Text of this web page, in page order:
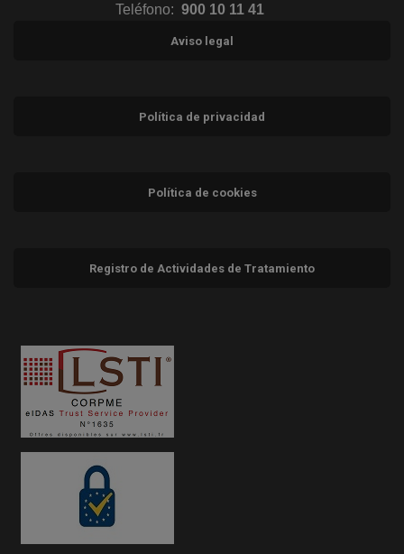
Teléfono: 900 10 11 41
Aviso legal
Política de privacidad
Política de cookies
Registro de Actividades de Tratamiento